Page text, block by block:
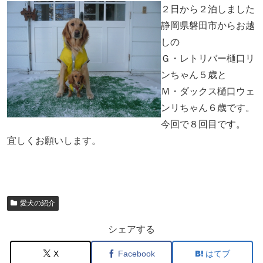
２日から２泊しました
静岡県磐田市からお越
しの
Ｇ・レトリバー樋口リ
ンちゃん５歳と
Ｍ・ダックス樋口ウェ
ンリちゃん６歳です。
今回で８回目です。
宜しくお願いします。
愛犬の紹介
シェアする
X Facebook はてブ